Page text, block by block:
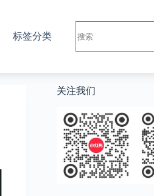
标签分类
结
果
关注我们